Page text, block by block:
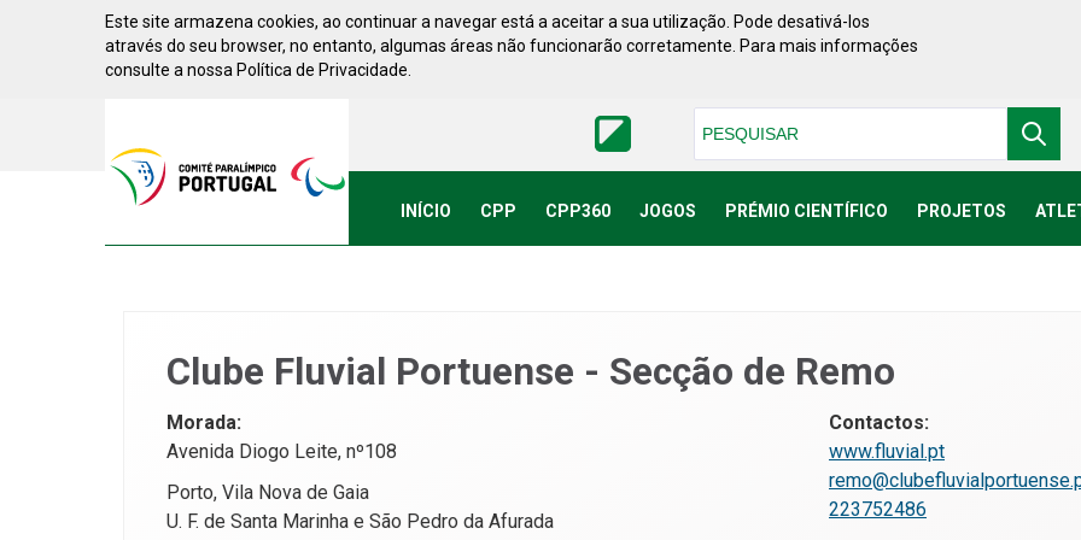
Saltar para conteúdoEste site armazena cookies, ao continuar a navegar está a aceitar a sua utilização. Pode desativá-los
através do seu browser, no entanto, algumas áreas não funcionarão corretamente. Para mais informações
consulte a nossa Política de Privacidade.
Paralimpico
de
Portugal
(Ir
INÍCIO CPP CPP360 JOGOS PRÉMIO CIENTÍFICO PROJETOS
Clube Fluvial Portuense - Secção de Remo
Morada:
Avenida Diogo Leite, nº108
Porto, Vila Nova de Gaia
U. F. de Santa Marinha e São Pedro da Afurada
Contactos:
www.fluvial.pt
223752486